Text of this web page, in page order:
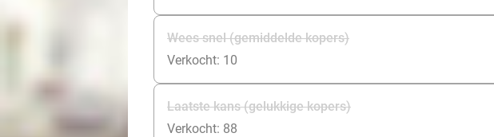
Wees snel (gemiddelde kopers)
Verkocht: 10
Laatste kans (gelukkige kopers)
Verkocht: 88